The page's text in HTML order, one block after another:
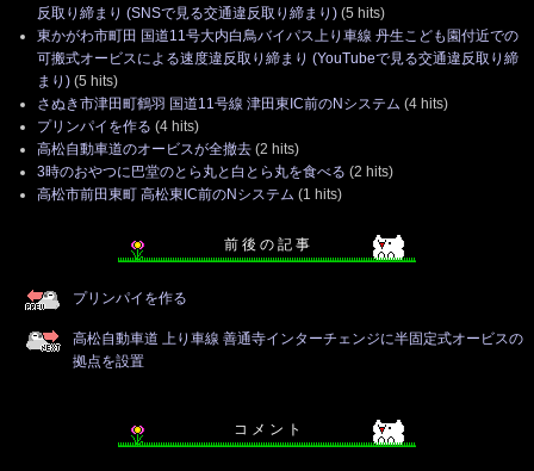
反取り締まり (SNSで見る交通違反取り締まり) (5 hits)
東かがわ市町田 国道11号大内白鳥バイパス上り車線 丹生こども園付近での
可搬式オービスによる速度違反取り締まり (YouTubeで見る交通違反取り締
まり) (5 hits)
さぬき市津田町鶴羽 国道11号線 津田東IC前のNシステム (4 hits)
プリンパイを作る (4 hits)
高松自動車道のオービスが全撤去 (2 hits)
3時のおやつに巴堂のとら丸と白とら丸を食べる (2 hits)
高松市前田東町 高松東IC前のNシステム (1 hits)
前 後 の 記 事
プリンパイを作る
高松自動車道 上り車線 善通寺インターチェンジに半固定式オービスの
拠点を設置
コ メ ン ト